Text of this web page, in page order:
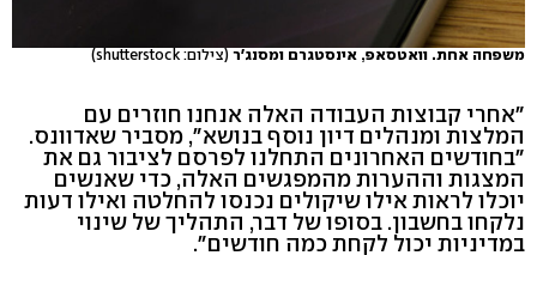
משפחה אחת. וואטסאפ, אינסטגרם ומסנג'ר (צילום: shutterstock)
"אחרי קבוצות העבודה האלה אנחנו חוזרים עם
המלצות ומנהלים דיון נוסף בנושא", מסביר שאדוונס.
"בחודשים האחרונים התחלנו לפרסם לציבור גם את
המצגות וההערות מהמפגשים האלה, כדי שאנשים
יוכלו לראות אילו שיקולים נכנסו להחלטה ואילו דעות
נלקחו בחשבון. בסופו של דבר, התהליך של שינוי
במדיניות יכול לקחת כמה חודשים".